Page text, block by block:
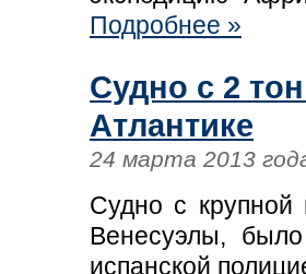
Подробнее »
Судно с 2
Атлантике
24 марта 2013
Судно с крупной
Венесуэлы,
испанской